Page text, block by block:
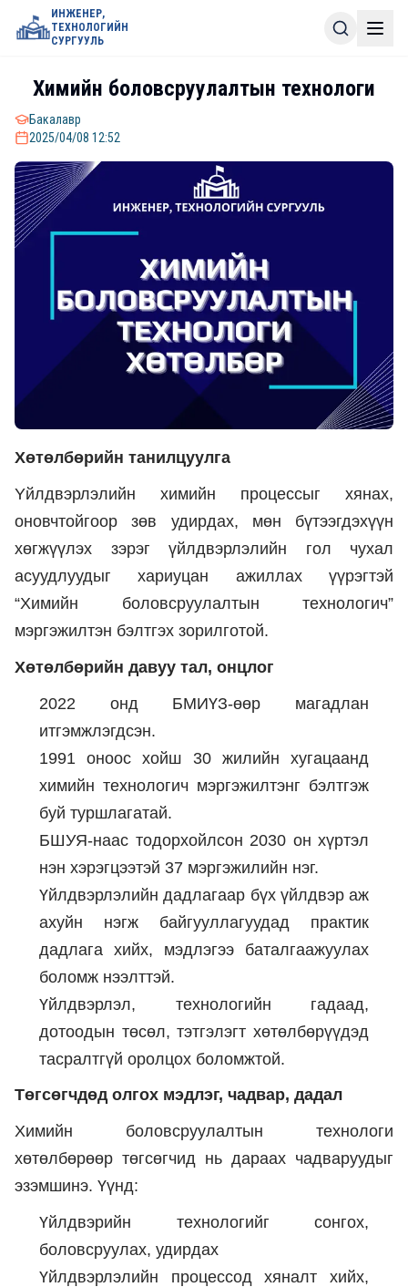
ИНЖЕНЕР,
ТЕХНОЛОГИЙН
СУРГУУЛЬ
Химийн боловсруулалтын технологи
Бакалавр
2025/04/08 12:52
Хөтөлбөрийн танилцуулга
Yйлдвэрлэлийн химийн процессыг хянах,
оновчтойгоор зөв удирдах, мөн бүтээгдэхүүн
хөгжүүлэх зэрэг үйлдвэрлэлийн гол чухал
асуудлуудыг хариуцан ажиллах үүрэгтэй
“Химийн боловсруулалтын технологич”
мэргэжилтэн бэлтгэх зорилготой.
Хөтөлбөрийн давуу тал, онцлог
2022 онд БМИҮЗ-өөр магадлан
итгэмжлэгдсэн.
1991 оноос хойш 30 жилийн хугацаанд
химийн технологич мэргэжилтэнг бэлтгэж
буй туршлагатай.
БШУЯ-наас тодорхойлсон 2030 он хүртэл
нэн хэрэгцээтэй 37 мэргэжилийн нэг.
Үйлдвэрлэлийн дадлагаар бүх үйлдвэр аж
ахуйн нэгж байгууллагуудад практик
дадлага хийх, мэдлэгээ баталгаажуулах
боломж нээлттэй.
Үйлдвэрлэл, технологийн гадаад,
дотоодын төсөл, тэтгэлэгт хөтөлбөрүүдэд
тасралтгүй оролцох боломжтой.
Төгсөгчдөд олгох мэдлэг, чадвар, дадал
Химийн боловсруулалтын технологи
хөтөлбөрөөр төгсөгчид нь дараах чадваруудыг
эзэмшинэ. Үүнд:
Үйлдвэрийн технологийг сонгох,
боловсруулах, удирдах
Үйлдвэрлэлийн процессод хяналт хийх,